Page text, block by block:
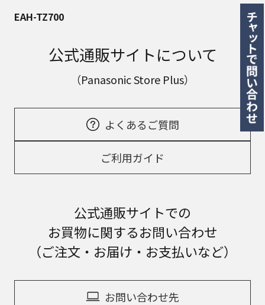
EAH-TZ700
公式通販サイトについて
（Panasonic Store Plus）
よくあるご質問
ご利用ガイド
公式通販サイトでの
お買物に関するお問い合わせ
（ご注文・お届け・お支払いなど）
お問い合わせ先